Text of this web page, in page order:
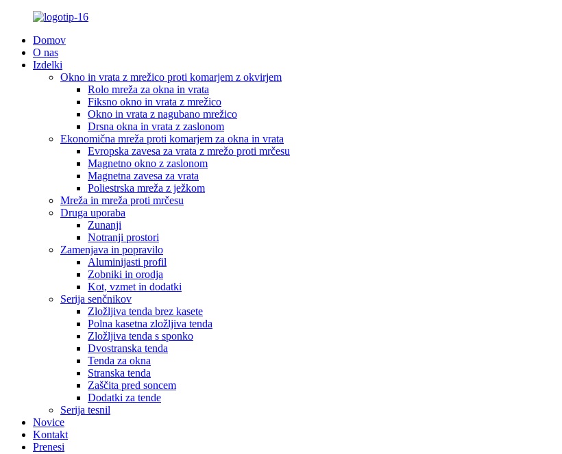
Domov
O nas
Izdelki
Okno in vrata z mrežico proti komarjem z okvirjem
Rolo mreža za okna in vrata
Fiksno okno in vrata z mrežico
Okno in vrata z nagubano mrežico
Drsna okna in vrata z zaslonom
Ekonomična mreža proti komarjem za okna in vrata
Evropska zavesa za vrata z mrežo proti mrčesu
Magnetno okno z zaslonom
Magnetna zavesa za vrata
Poliestrska mreža z ježkom
Mreža in mreža proti mrčesu
Druga uporaba
Zunanji
Notranji prostori
Zamenjava in popravilo
Aluminijasti profil
Zobniki in orodja
Kot, vzmet in dodatki
Serija senčnikov
Zložljiva tenda brez kasete
Polna kasetna zložljiva tenda
Zložljiva tenda s sponko
Dvostranska tenda
Tenda za okna
Stranska tenda
Zaščita pred soncem
Dodatki za tende
Serija tesnil
Novice
Kontakt
Prenesi